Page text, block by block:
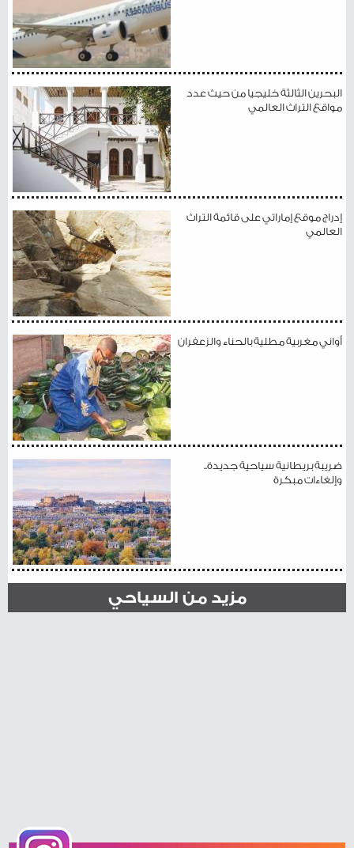
البحرين الثالثة خليجيا من حيث عدد
مواقع التراث العالمي
إدراج موقع إماراتي على قائمة التراث
العالمي
أواني مغربية مطلية بالحناء والزعفران
ضريبة بريطانية سياحية جديدة..
وإلغاءات مبكرة
مزيد من السياحي